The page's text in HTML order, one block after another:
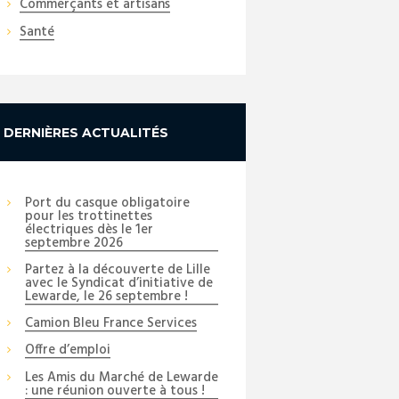
Commerçants et artisans
Santé
DERNIÈRES ACTUALITÉS
Port du casque obligatoire
pour les trottinettes
électriques dès le 1er
septembre 2026
Partez à la découverte de Lille
avec le Syndicat d’initiative de
Lewarde, le 26 septembre !
Camion Bleu France Services
Offre d’emploi
Les Amis du Marché de Lewarde
: une réunion ouverte à tous !